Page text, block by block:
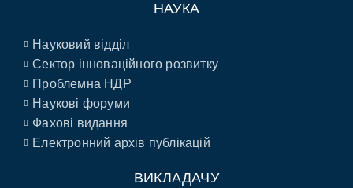
НАУКА
Науковий відділ
Сектор інноваційного розвитку
Проблемна НДР
Наукові форуми
Фахові видання
Електронний архів публікацій
ВИКЛАДАЧУ